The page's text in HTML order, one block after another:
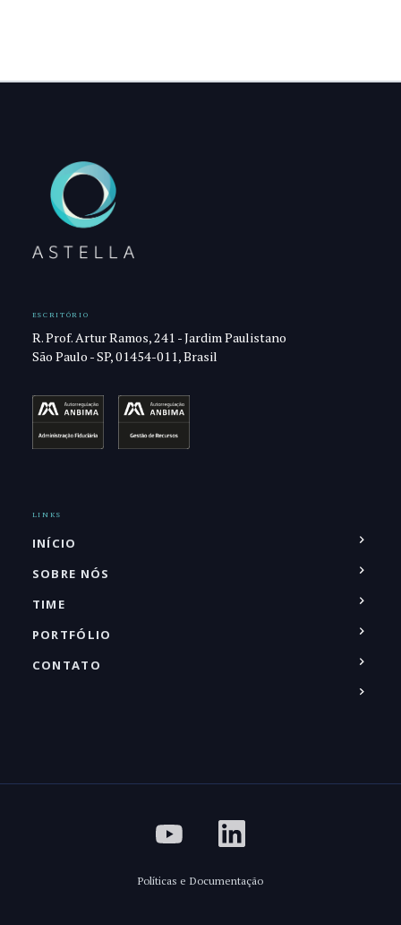
ESCRITÓRIO
R. Prof. Artur Ramos, 241 - Jardim Paulistano
São Paulo - SP, 01454-011, Brasil
LINKS
INÍCIO
SOBRE NÓS
TIME
PORTFÓLIO
CONTATO
Políticas e Documentação